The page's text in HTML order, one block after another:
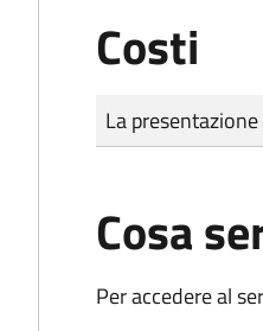
Costi
Tipo di
Importo
La
Cosa
Per accedere al